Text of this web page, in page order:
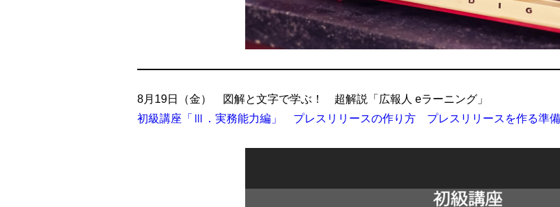
8月19日（金） 図解と文字で学ぶ！ 超解説「広報人 eラーニング」
初級講座「Ⅲ．実務能力編」 プレスリリースの作り方 プレスリリースを作る準